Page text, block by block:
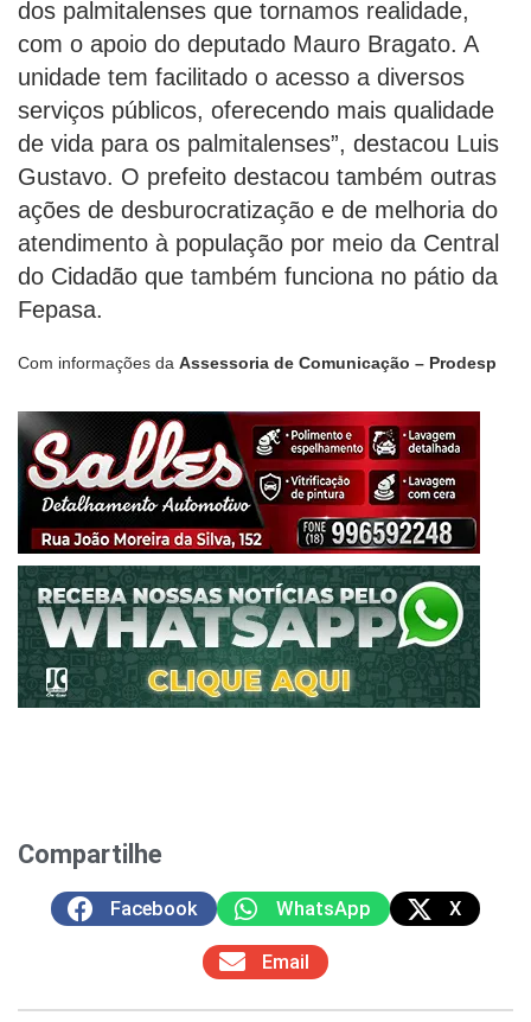
dos palmitalenses que tornamos realidade,
com o apoio do deputado Mauro Bragato. A
unidade tem facilitado o acesso a diversos
serviços públicos, oferecendo mais qualidade
de vida para os palmitalenses”, destacou Luis
Gustavo. O prefeito destacou também outras
ações de desburocratização e de melhoria do
atendimento à população por meio da Central
do Cidadão que também funciona no pátio da
Fepasa.
Com informações da Assessoria de Comunicação – Prodesp
Compartilhe
Facebook WhatsApp X
Email